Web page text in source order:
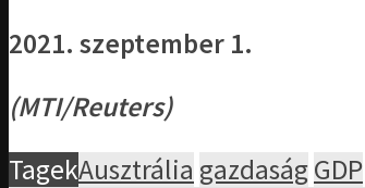
2021. szeptember 1.
(MTI/Reuters)
TagekAusztrália gazdaságGDP